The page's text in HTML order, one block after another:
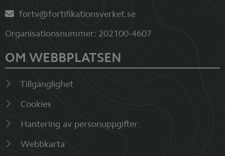
fortv@fortifikationsverket.se
Organisationsnummer: 202100-4607
OM WEBBPLATSEN
Tillgänglighet
Cookies
Hantering av personuppgifter
Webbkarta